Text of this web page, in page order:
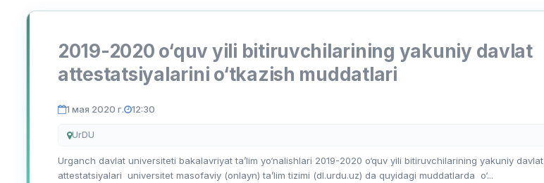
2019-2020 o‘quv yili bitiruvchilarining yakuniy davlat
attestatsiyalarini o‘tkazish muddatlari
1 мая 2020 г. 12:30
UrDU
Urganch davlat universiteti bakalavriyat ta’lim yo‘nalishlari 2019-2020 o‘quv yili bitiruvchilarining yakuniy davlat
attestatsiyalari universitet masofaviy (onlayn) ta’lim tizimi (dl.urdu.uz) da quyidagi muddatlarda o‘...